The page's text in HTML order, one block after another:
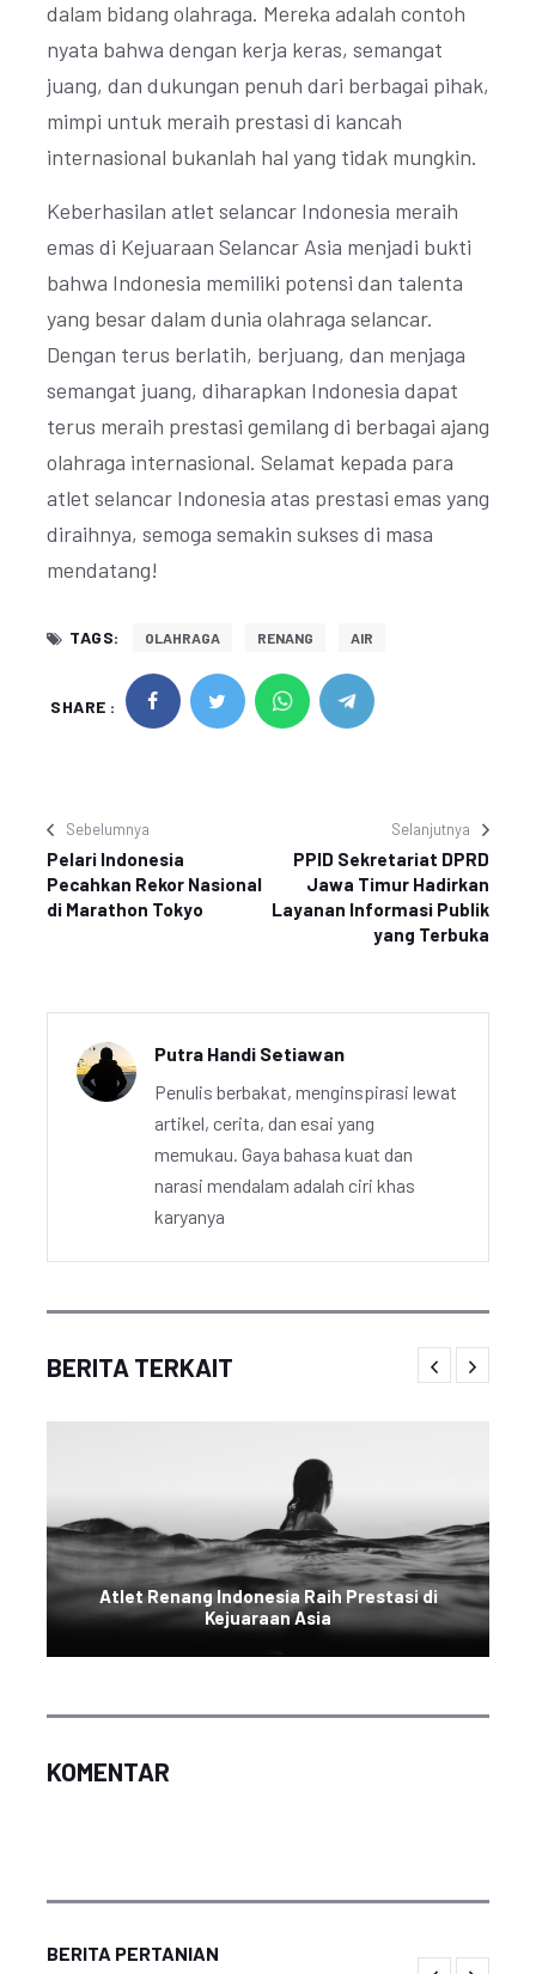
dalam bidang olahraga. Mereka adalah contoh
nyata bahwa dengan kerja keras, semangat
juang, dan dukungan penuh dari berbagai pihak,
mimpi untuk meraih prestasi di kancah
internasional bukanlah hal yang tidak mungkin.
Keberhasilan atlet selancar Indonesia meraih
emas di Kejuaraan Selancar Asia menjadi bukti
bahwa Indonesia memiliki potensi dan talenta
yang besar dalam dunia olahraga selancar.
Dengan terus berlatih, berjuang, dan menjaga
semangat juang, diharapkan Indonesia dapat
terus meraih prestasi gemilang di berbagai ajang
olahraga internasional. Selamat kepada para
atlet selancar Indonesia atas prestasi emas yang
diraihnya, semoga semakin sukses di masa
mendatang!
TAGS: OLAHRAGA RENANG AIR
SHARE :
Sebelumnya
Pelari Indonesia
Pecahkan Rekor Nasional
di Marathon Tokyo
Selanjutnya
PPID Sekretariat DPRD
Jawa Timur Hadirkan
Layanan Informasi Publik
yang Terbuka
Putra Handi Setiawan
Penulis berbakat, menginspirasi lewat
artikel, cerita, dan esai yang
memukau. Gaya bahasa kuat dan
narasi mendalam adalah ciri khas
karyanya
BERITA TERKAIT
Atlet Renang Indonesia Raih Prestasi di
Kejuaraan Asia
KOMENTAR
BERITA PERTANIAN